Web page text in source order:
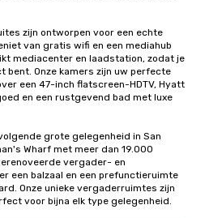
zijn ontworpen voor een echte
van gratis wifi en een mediahub
mediacenter en laadstation, zodat je
bent. Onze kamers zijn uw perfecte
een 47-inch flatscreen-HDTV, Hyatt
en een rustgevend bad met luxe
grote gelegenheid in San
Wharf met meer dan 19.000
vergader- en
een balzaal en een prefunctieruimte
Onze unieke vergaderruimtes zijn
voor bijna elk type gelegenheid.